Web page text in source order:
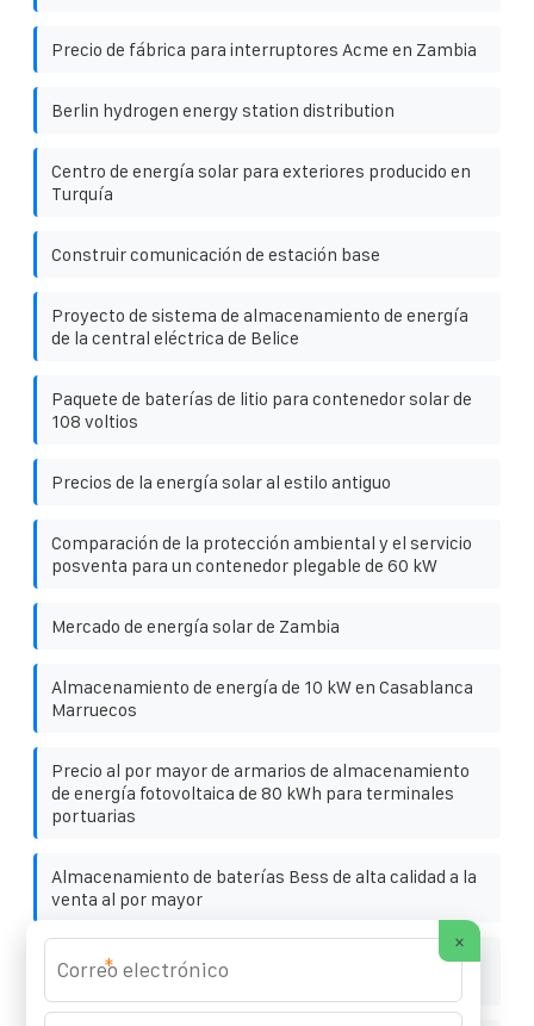
Precio de fábrica para interruptores Acme en Zambia
Berlin hydrogen energy station distribution
Centro de energía solar para exteriores producido en
Turquía
Construir comunicación de estación base
Proyecto de sistema de almacenamiento de energía
de la central eléctrica de Belice
Paquete de baterías de litio para contenedor solar de
108 voltios
Precios de la energía solar al estilo antiguo
Comparación de la protección ambiental y el servicio
posventa para un contenedor plegable de 60 kW
Mercado de energía solar de Zambia
Almacenamiento de energía de 10 kW en Casablanca
Marruecos
Precio al por mayor de armarios de almacenamiento
de energía fotovoltaica de 80 kWh para terminales
portuarias
Almacenamiento de baterías Bess de alta calidad a la
venta al por mayor
Proyecto de Operación de Almacenamiento de
Energía
×
*